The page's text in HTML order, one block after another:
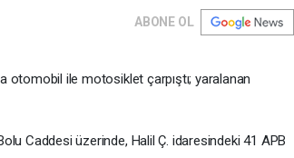
ABONE OL
otomobil ile motosiklet çarpıştı; yaralanan
Caddesi üzerinde, Halil Ç. idaresindeki 41 APB